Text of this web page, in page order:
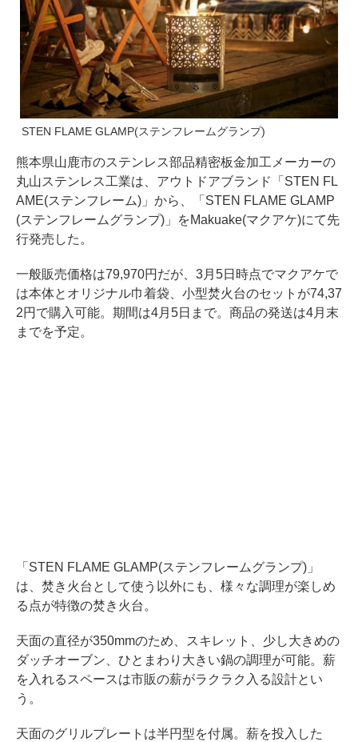
STEN FLAME GLAMP(ステンフレームグランプ)
熊本県山鹿市のステンレス部品精密板金加工メーカーの
丸山ステンレス工業は、アウトドアブランド「STEN FL
AME(ステンフレーム)」から、「STEN FLAME GLAMP
(ステンフレームグランプ)」をMakuake(マクアケ)にて先
行発売した。
一般販売価格は79,970円だが、3月5日時点でマクアケで
は本体とオリジナル巾着袋、小型焚火台のセットが74,37
2円で購入可能。期間は4月5日まで。商品の発送は4月末
までを予定。
「STEN FLAME GLAMP(ステンフレームグランプ)」
は、焚き火台として使う以外にも、様々な調理が楽しめ
る点が特徴の焚き火台。
天面の直径が350mmのため、スキレット、少し大きめの
ダッチオーブン、ひとまわり大きい鍋の調理が可能。薪
を入れるスペースは市販の薪がラクラク入る設計とい
う。
天面のグリルプレートは半円型を付属。薪を投入した